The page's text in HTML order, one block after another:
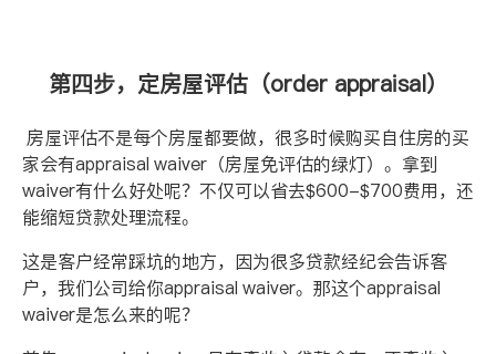
第四步，定房屋评估（order appraisal）
房屋评估不是每个房屋都要做，很多时候购买自住房的买
家会有appraisal waiver （房屋免评估的绿灯）。拿到
waiver有什么好处呢？不仅可以省去$600-$700费用，还
能缩短贷款处理流程。
这是客户经常踩坑的地方，因为很多贷款经纪会告诉客
户，我们公司给你appraisal waiver。那这个appraisal
waiver是怎么来的呢？